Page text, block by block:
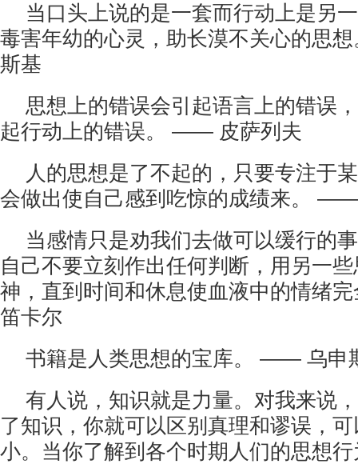
当口头上说的是一套而行动上是另
毒害年幼的心灵，助长漠不关心的思
斯基
思想上的错误会引起语言上的错误
起行动上的错误。 —— 皮萨列夫
人的思想是了不起的，只要专注于
会做出使自己感到吃惊的成绩来。 ——
当感情只是劝我们去做可以缓行的
自己不要立刻作出任何判断，用另一
神，直到时间和休息使血液中的情绪
笛卡尔
书籍是人类思想的宝库。 —— 乌申
有人说，知识就是力量。对我来说
了知识，你就可以区别真理和谬误，
小。当你了解到各个时期人们的思想